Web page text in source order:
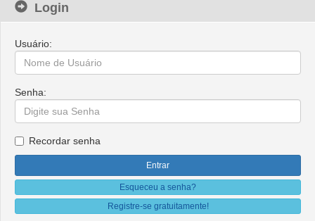
Login
Usuário:
Senha:
Recordar senha
Esqueceu a senha?
Registre-se gratuitamente!